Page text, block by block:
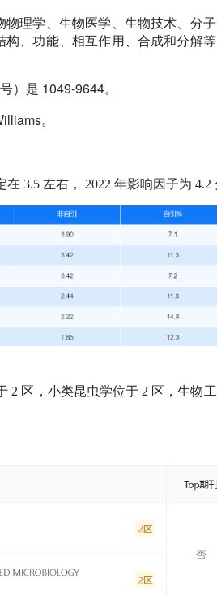
理学、生物医学、生物技术、分
、功能、相互作用、合成和分解
号）是 1049-9644。
。
在 3.5 左右， 2022 年影响因子为 4.2
2 区，小类昆虫学位于 2 区，生物